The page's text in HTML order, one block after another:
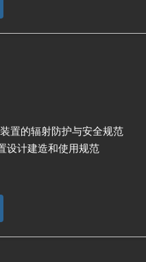
的辐射防护与安全规范
计建造和使用规范